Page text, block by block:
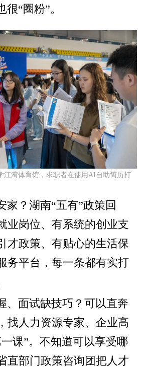
很“圈粉”。
江湾体育馆，求职者在使用AI自助简历打
家？湖南“五有”政策回
业岗位、有系统的创业支
才政策、有贴心的生活保
务平台，每一条都有实打
、面试缺技巧？可以直奔
找人力资源专家、企业高
课”。不知道可以享受哪
直部门政策咨询团把人才